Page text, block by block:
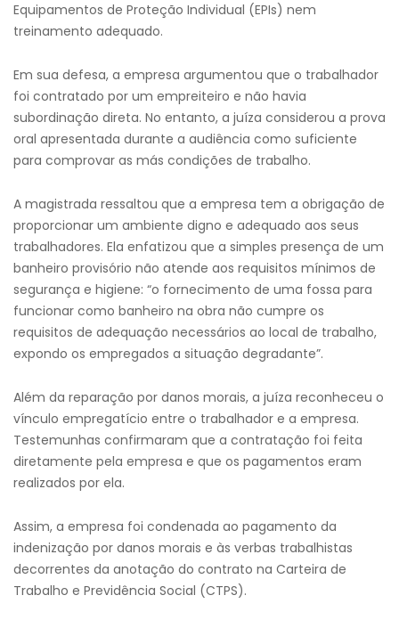
Equipamentos de Proteção Individual (EPIs) nem
treinamento adequado.
Em sua defesa, a empresa argumentou que o trabalhador
foi contratado por um empreiteiro e não havia
subordinação direta. No entanto, a juíza considerou a prova
oral apresentada durante a audiência como suficiente
para comprovar as más condições de trabalho.
A magistrada ressaltou que a empresa tem a obrigação de
proporcionar um ambiente digno e adequado aos seus
trabalhadores. Ela enfatizou que a simples presença de um
banheiro provisório não atende aos requisitos mínimos de
segurança e higiene: “o fornecimento de uma fossa para
funcionar como banheiro na obra não cumpre os
requisitos de adequação necessários ao local de trabalho,
expondo os empregados a situação degradante”.
Além da reparação por danos morais, a juíza reconheceu o
vínculo empregatício entre o trabalhador e a empresa.
Testemunhas confirmaram que a contratação foi feita
diretamente pela empresa e que os pagamentos eram
realizados por ela.
Assim, a empresa foi condenada ao pagamento da
indenização por danos morais e às verbas trabalhistas
decorrentes da anotação do contrato na Carteira de
Trabalho e Previdência Social (CTPS).